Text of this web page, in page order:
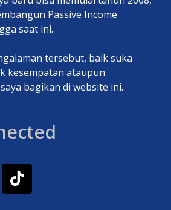
Passive Income
saat ini.
tersebut, baik suka
kesempatan ataupun
bagikan di website ini.